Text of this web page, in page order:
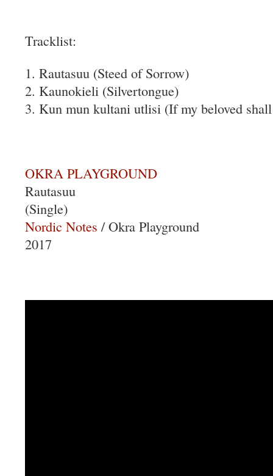
Tracklist:
1. Rautasuu (Steed of Sorrow)
2. Kaunokieli (Silvertongue)
3. Kun mun kultani utlisi (If my beloved
OKRA PLAYGROUND
Rautasuu
(Single)
Nordic Notes / Okra Playground
2017